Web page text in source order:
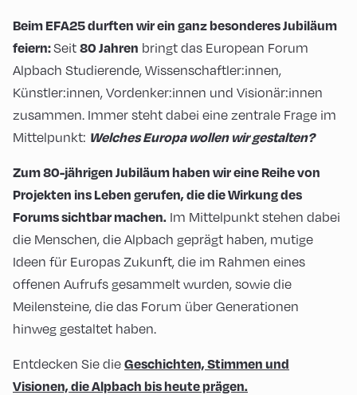
Beim EFA25 durften wir ein ganz besonderes Jubiläum
feiern:Seit80 Jahren bringt das European Forum
Alpbach Studierende, Wissenschaftler:innen,
Künstler:innen, Vordenker:innen und Visionär:innen
zusammen. Immer steht dabei eine zentrale Frage im
Mittelpunkt: Welches Europa wollen wir gestalten?
Zum 80-jährigen Jubiläum haben wir eine Reihe von
Projekten ins Leben gerufen, die die Wirkung des
Forums sichtbar machen. Im Mittelpunkt stehen dabei
die Menschen, die Alpbach geprägt haben, mutige
Ideen für Europas Zukunft, die im Rahmen eines
offenen Aufrufs gesammelt wurden, sowie die
Meilensteine, die das Forum über Generationen
hinweg gestaltet haben.
Entdecken Sie dieGeschichten, Stimmen und
Visionen, die Alpbach bis heute prägen.